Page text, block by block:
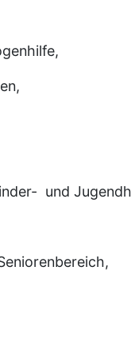
und